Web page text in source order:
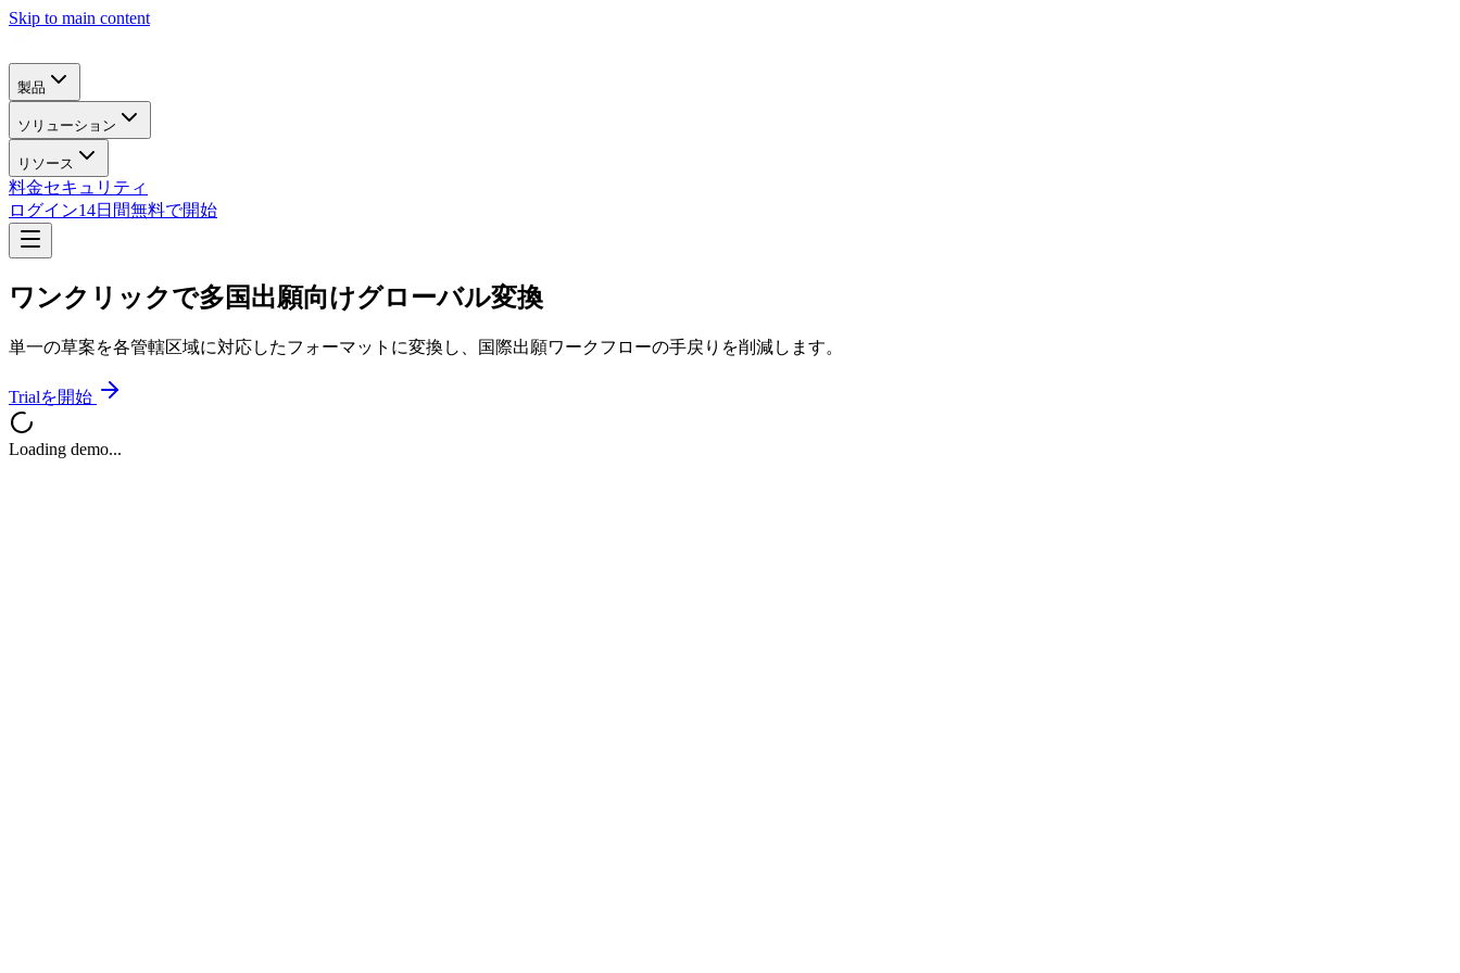
Skip to main content
製品
ソリューション
リソース
料金セキュリティ
ログイン14日間無料で開始
ワンクリックで多国出願向けグローバル変換
単一の草案を各管轄区域に対応したフォーマットに変換し、国際出願ワークフローの手戻りを削減します。
Trialを開始
Loading demo...